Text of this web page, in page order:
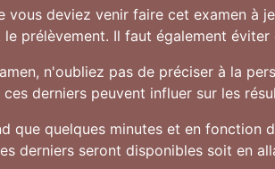
vous deviez venir faire cet examen à
le prélèvement. Il faut également
n'oubliez pas de préciser à la
derniers peuvent influer sur les
que quelques minutes et en
derniers seront disponibles soit en